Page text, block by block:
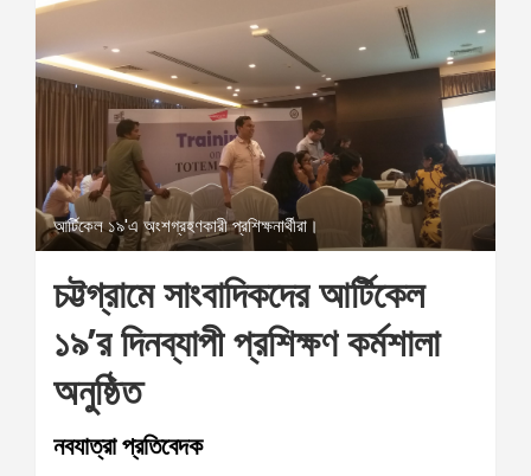
আর্টিকেল ১৯'এ অংশগ্রহণকারী প্রশিক্ষনার্থীরা।
চট্টগ্রামে সাংবাদিকদের আর্টিকেল
১৯’র দিনব্যাপী প্রশিক্ষণ কর্মশালা
অনুষ্ঠিত
নবযাত্রা প্রতিবেদক